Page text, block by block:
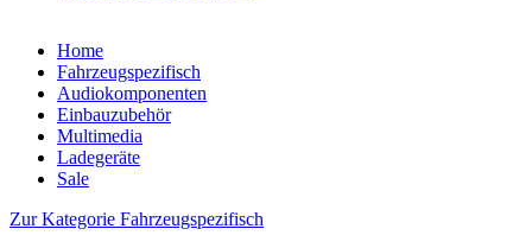
Home
Fahrzeugspezifisch
Audiokomponenten
Einbauzubehör
Multimedia
Ladegeräte
Sale
Zur Kategorie Fahrzeugspezifisch